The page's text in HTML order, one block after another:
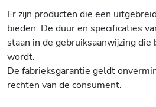
Er zijn producten die een
bieden. De duur en specificaties
staan in de gebruiksaanwijzing
wordt.
De fabrieksgarantie geldt
rechten van de consument.